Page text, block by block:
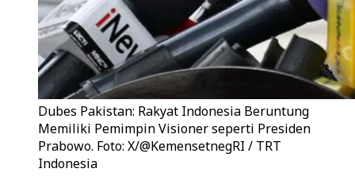
Dubes Pakistan: Rakyat Indonesia Beruntung
Memiliki Pemimpin Visioner seperti Presiden
Prabowo. Foto: X/@KemensetnegRI / TRT
Indonesia